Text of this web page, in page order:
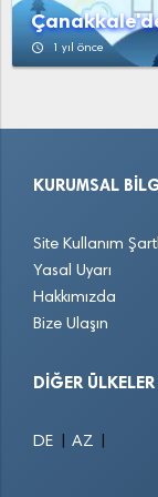
access_time 1 yıl önce
KURUMSAL
Site Kullanım
Yasal Uyarı
Hakkımızda
Bize Ulaşın
DIĞER ÜLKELER
DE AZ